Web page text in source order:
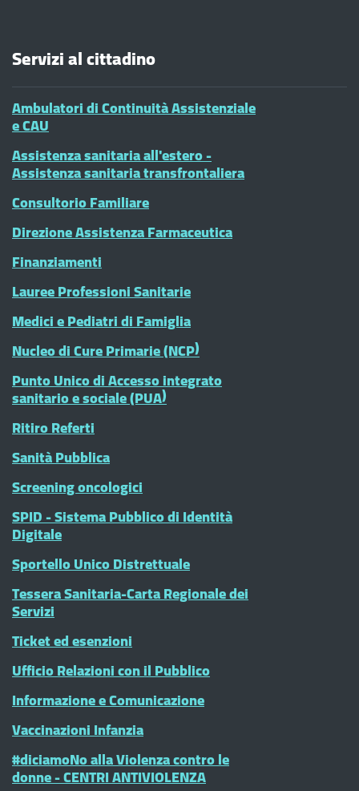
Servizi al cittadino
Ambulatori di Continuità Assistenziale
e CAU
Assistenza sanitaria all'estero -
Assistenza sanitaria transfrontaliera
Consultorio Familiare
Direzione Assistenza Farmaceutica
Finanziamenti
Lauree Professioni Sanitarie
Medici e Pediatri di Famiglia
Nucleo di Cure Primarie (NCP)
Punto Unico di Accesso integrato
sanitario e sociale (PUA)
Ritiro Referti
Sanità Pubblica
Screening oncologici
SPID - Sistema Pubblico di Identità
Digitale
Sportello Unico Distrettuale
Tessera Sanitaria-Carta Regionale dei
Servizi
Ticket ed esenzioni
Ufficio Relazioni con il Pubblico
Informazione e Comunicazione
Vaccinazioni Infanzia
#diciamoNo alla Violenza contro le
donne - CENTRI ANTIVIOLENZA